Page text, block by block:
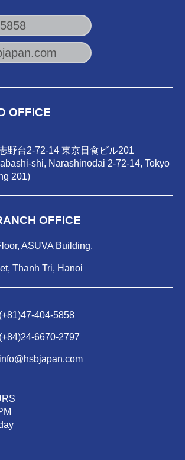
OFFICE
野台2-72-14 東京日食ビル201
shi, Narashinodai 2-72-14, Tokyo
201)
OFFICE
ASUVA Building,
Thanh Tri, Hanoi
(+81)47-404-5858
(+84)24-6670-2797
info@hsbjapan.com